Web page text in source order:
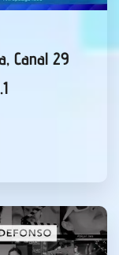
Canal 29